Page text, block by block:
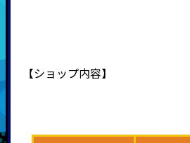
【ショップ内容】